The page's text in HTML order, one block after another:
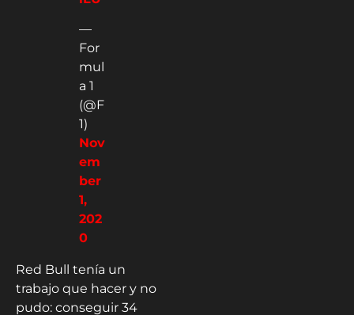
twit
ter.
co
m/j
226
5SD
lLU
—
For
mul
a 1
1)
Nov
em